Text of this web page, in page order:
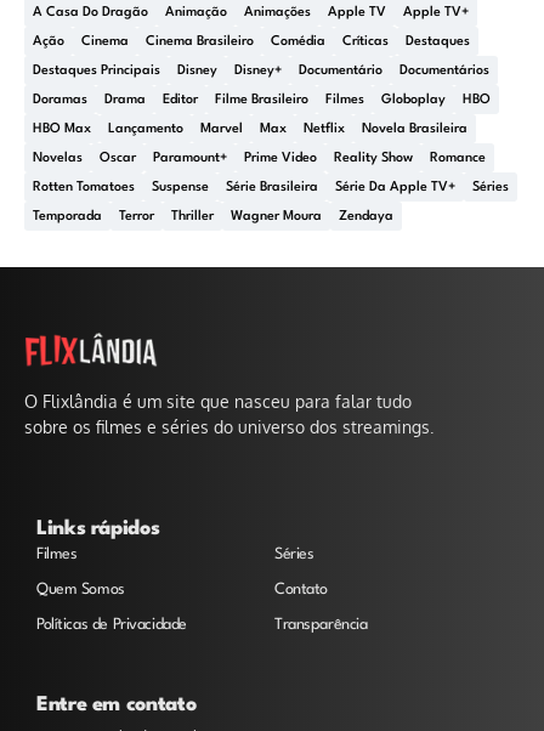
A Casa Do Dragão Animação Animações Apple TV Apple TV+
Ação Cinema Cinema Brasileiro Comédia Críticas Destaques
Destaques Principais Disney Disney+ Documentário Documentários
Doramas Drama Editor Filme Brasileiro Filmes Globoplay HBO
HBO Max Lançamento Marvel Max Netflix Novela Brasileira
Novelas Oscar Paramount+ Prime Video Reality Show Romance
Rotten Tomatoes Suspense Série Brasileira Série Da Apple TV+ Séries
Temporada Terror Thriller Wagner Moura Zendaya
O Flixlândia é um site que nasceu para falar tudo
sobre os filmes e séries do universo dos streamings.
Links rápidos
Filmes Séries
Quem Somos Contato
Políticas de Privacidade Transparência
Entre em contato